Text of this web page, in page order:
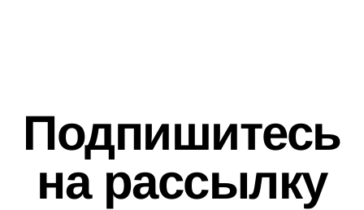
Подпишитесь
на рассылку